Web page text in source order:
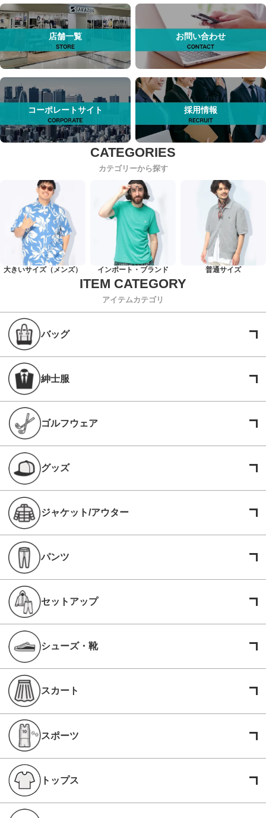
店舗一覧 お問い合わせ
コーポレートサイト 採用情報
カテゴリーから探す
大きいサイズ（メンズ） インポート・ブランド 普通サイズ
アイテムカテゴリ
バッグ
紳士服
ゴルフウェア
グッズ
ジャケット/アウター
パンツ
セットアップ
シューズ・靴
スカート
スポーツ
トップス